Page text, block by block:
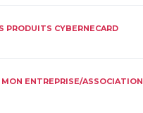
PRODUITS CYBERNECARD
ENTREPRISE/ASSOCIATION